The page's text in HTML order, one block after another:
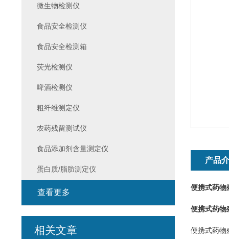
产品
便携式药物
便携式药物
便携式药物
微生物检测仪
食品安全检测仪
食品安全检测箱
荧光检测仪
啤酒检测仪
粗纤维测定仪
农药残留测试仪
食品添加剂含量测定仪
蛋白质/脂肪测定仪
查看更多
相关文章